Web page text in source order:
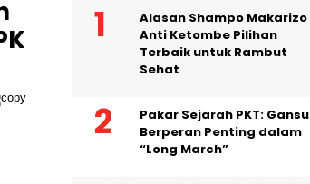
Alasan Shampo Makarizo
Anti Ketombe Pilihan
Terbaik untuk Rambut
Sehat
Pakar Sejarah PKT: Gansu
Berperan Penting dalam
“Long March”